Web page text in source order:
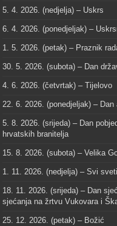
5. 4. 2026. (nedjelja) – Uskrs
6. 4. 2026. (ponedjeljak) –
1. 5. 2026. (petak) – Praznik
30. 5. 2026. (subota) – Dan
4. 6. 2026. (četvrtak) – Tijelovo
22. 6. 2026. (ponedjeljak) –
5. 8. 2026. (srijeda) – Dan
hrvatskih branitelja
15. 8. 2026. (subota) – Velika
1. 11. 2026. (nedjelja) – Svi sveti
18. 11. 2026. (srijeda) – Dan
sjećanja na žrtvu Vukovara i
25. 12. 2026. (petak) – Božić